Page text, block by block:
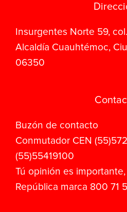
Insurgentes Norte 59,
Alcaldía Cuauhtémoc,
06350
Buzón de contacto
Conmutador CEN
(55)55419100
Tú opinión es
República marca 800 71